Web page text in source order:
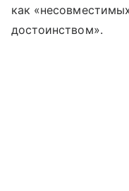
как
достоинством».